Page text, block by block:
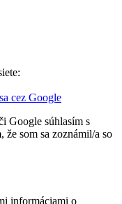
cez Google
Google súhlasím s
že som sa zoznámil/a so
informáciami o